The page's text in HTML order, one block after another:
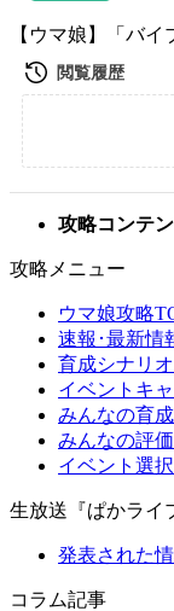
【ウマ娘】「バ
攻略コンテ
攻略メニュー
ウマ娘攻略
速報･最新情
育成シナリ
イベントキ
みんなの育
みんなの評
イベント選
生放送『ぱかライ
発表された
コラム記事